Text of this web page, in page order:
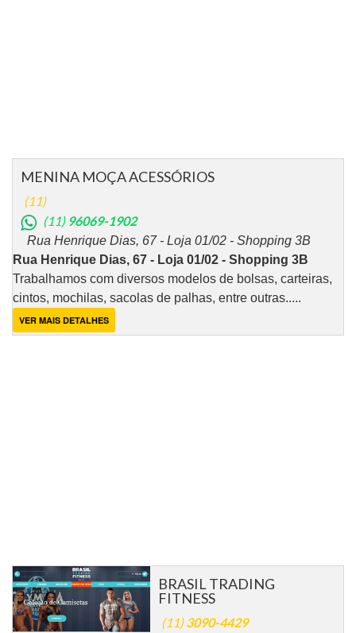
MENINA MOÇA ACESSÓRIOS
(11)
(11) 96069-1902
Rua Henrique Dias, 67 - Loja 01/02 - Shopping 3B
Rua Henrique Dias, 67 - Loja 01/02 - Shopping 3B
Trabalhamos com diversos modelos de bolsas, carteiras,
cintos, mochilas, sacolas de palhas, entre outras.....
VER MAIS DETALHES
BRASIL TRADING
FITNESS
(11)3090-4429